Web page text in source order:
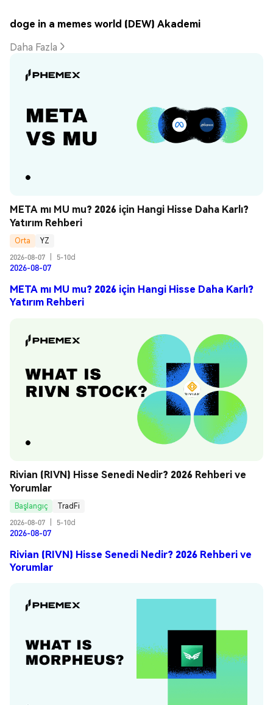
doge in a memes world (DEW) Akademi
Daha Fazla
META mı MU mu? 2026 için Hangi Hisse Daha Karlı?
Yatırım Rehberi
Orta
YZ
2026-08-07
5-10d
2026-08-07
META mı MU mu? 2026 için Hangi Hisse Daha Karlı?
Yatırım Rehberi
Rivian (RIVN) Hisse Senedi Nedir? 2026 Rehberi ve
Yorumlar
Başlangıç
TradFi
2026-08-07
5-10d
2026-08-07
Rivian (RIVN) Hisse Senedi Nedir? 2026 Rehberi ve
Yorumlar